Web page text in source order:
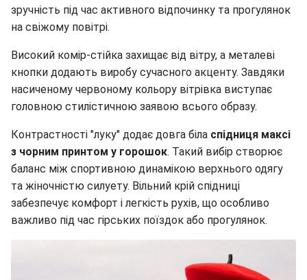
зручність під час активного відпочинку та прогулянок
на свіжому повітрі.
Високий комір-стійка захищає від вітру, а металеві
кнопки додають виробу сучасного акценту. Завдяки
насиченому червоному кольору вітрівка виступає
головною стилістичною заявою всього образу.
Контрастності "луку" додає довга біла спідниця максі
з чорним принтом у горошок. Такий вибір створює
баланс між спортивною динамікою верхнього одягу
та жіночністю силуету. Вільний крій спідниці
забезпечує комфорт і легкість рухів, що особливо
важливо під час гірських поїздок або прогулянок.